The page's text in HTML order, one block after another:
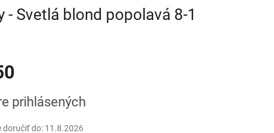
- Svetlá blond popolavá 8-1
prihlásených
doručiť do: 11.8.2026